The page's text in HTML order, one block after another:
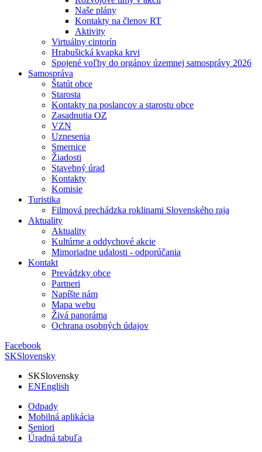
Naše plány
Kontakty na členov RT
Aktivity
Virtuálny cintorín
Hrabušická kvapka krvi
Spojené voľby do orgánov územnej samosprávy 2026
Samospráva
Štatút obce
Starosta
Kontakty na poslancov a starostu obce
Zasadnutia OZ
VZN
Uznesenia
Smernice
Žiadosti
Stavebný úrad
Kontakty
Komisie
Turistika
Filmová prechádzka roklinami Slovenského raja
Aktuality
Aktuality
Kultúrne a oddychové akcie
Mimoriadne udalosti - odporúčania
Kontakt
Prevádzky obce
Partneri
Napíšte nám
Mapa webu
Živá panoráma
Ochrana osobných údajov
Facebook
SKSlovensky
SKSlovensky
ENEnglish
Odpady
Mobilná aplikácia
Seniori
Úradná tabuľa